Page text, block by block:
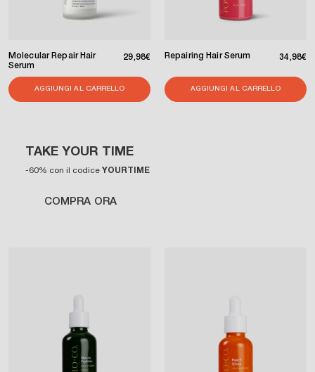
Molecular Repair Hair
Serum
Prezzo di listino
29,98€
AGGIUNGI AL CARRELLO
Repairing Hair Serum 34,98€
AGGIUNGI AL CARRELLO
TAKE YOUR TIME
-60% con il codice YOURTIME
COMPRA ORA